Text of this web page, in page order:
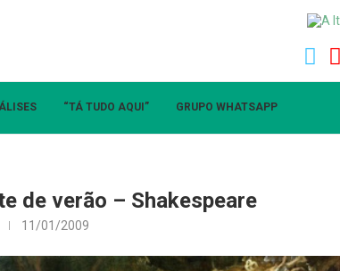
“TÁ TUDO AQUI” GRUPO WHATSAPP
de verão – Shakespeare
11/01/2009